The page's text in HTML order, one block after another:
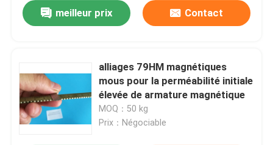
meilleur prix Contact
alliages 79HM magnétiques
mous pour la perméabilité initiale
élevée de armature magnétique
MOQ：50 kg
Prix：Négociable